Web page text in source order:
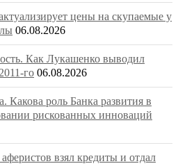
цены на скупаемые у
06.08.2026
Как Лукашенко выводил
го 06.08.2026
Какова роль Банка развития в
рискованных инноваций
взял кредиты и отдал